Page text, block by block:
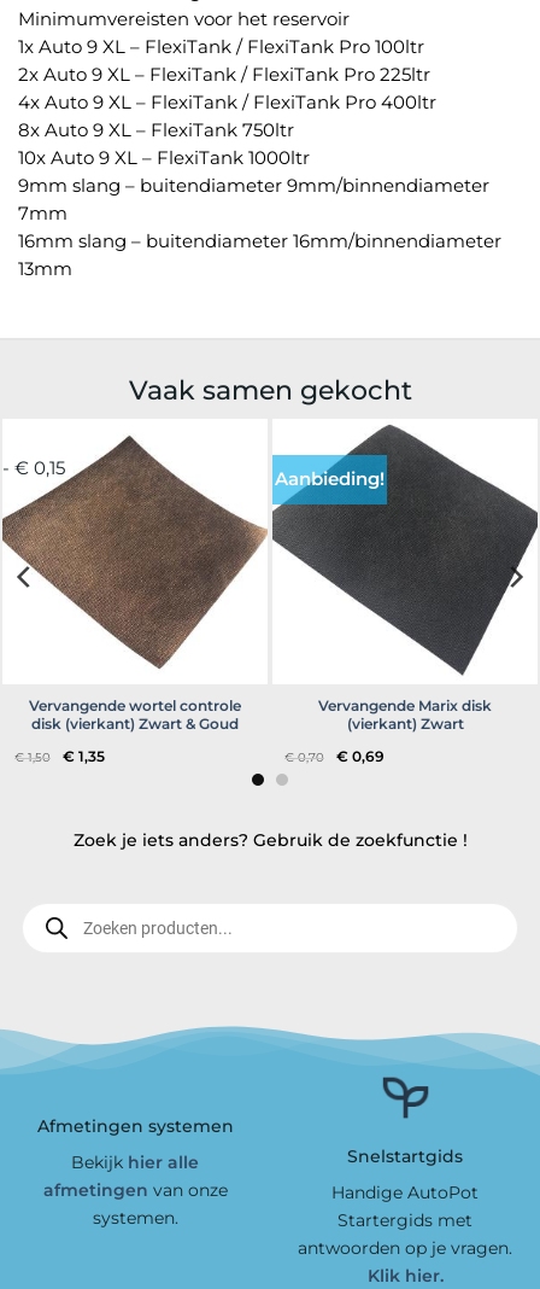
Minimumvereisten voor het reservoir
1x Auto 9 XL – FlexiTank / FlexiTank Pro 100ltr
2x Auto 9 XL – FlexiTank / FlexiTank Pro 225ltr
4x Auto 9 XL – FlexiTank / FlexiTank Pro 400ltr
8x Auto 9 XL – FlexiTank 750ltr
10x Auto 9 XL – FlexiTank 1000ltr
9mm slang – buitendiameter 9mm/binnendiameter
7mm
16mm slang – buitendiameter 16mm/binnendiameter
13mm
Vaak samen gekocht
- € 0,15
Vervangende wortel controle
disk (vierkant) Zwart & Goud
€1,50 Oorspronkelijke
prijs
€ 1,35Huidige
Aanbieding!
Vervangende Marix disk
(vierkant) Zwart
€0,70 Oorspronkelijke
prijs
€ 0,69
Zoek je iets anders? Gebruik de zoekfunctie !
zoeken
Afmetingen systemen
Bekijk hier alle
afmetingen van onze
systemen.
Snelstartgids
Handige AutoPot
Startergids met
antwoorden op je vragen.
Klik hier.